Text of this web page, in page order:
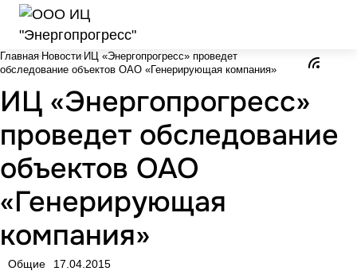
Главная Новости ИЦ «Энергопрогресс» проведет
обследование объектов ОАО «Генерирующая компания»
ИЦ «Энергопрогресс»
проведет обследование
объектов ОАО
«Генерирующая
компания»
Общие 17.04.2015